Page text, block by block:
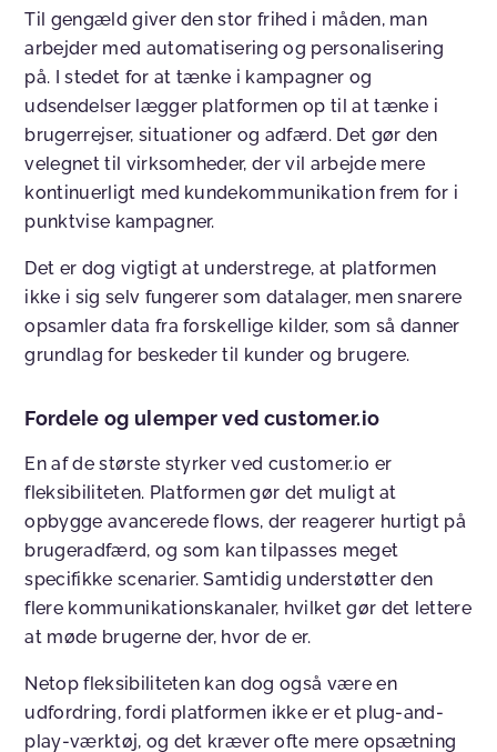
Til gengæld giver den stor frihed i måden, man
arbejder med automatisering og personalisering
på. I stedet for at tænke i kampagner og
udsendelser lægger platformen op til at tænke i
brugerrejser, situationer og adfærd. Det gør den
velegnet til virksomheder, der vil arbejde mere
kontinuerligt med kundekommunikation frem for i
punktvise kampagner.
Det er dog vigtigt at understrege, at platformen
ikke i sig selv fungerer som datalager, men snarere
opsamler data fra forskellige kilder, som så danner
grundlag for beskeder til kunder og brugere.
Fordele og ulemper ved customer.io
En af de største styrker ved customer.io er
fleksibiliteten. Platformen gør det muligt at
opbygge avancerede flows, der reagerer hurtigt på
brugeradfærd, og som kan tilpasses meget
specifikke scenarier. Samtidig understøtter den
flere kommunikationskanaler, hvilket gør det lettere
at møde brugerne der, hvor de er.
Netop fleksibiliteten kan dog også være en
udfordring, fordi platformen ikke er et plug-and-
play-værktøj, og det kræver ofte mere opsætning